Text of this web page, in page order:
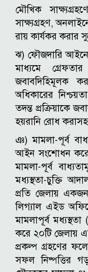
মৌখিক
সাক্ষ্যগ্রহণ,
রায় কার্যকর করার
ঝ) ফৌজদারি
মাধ্যমে
জবাবদিহিমূলক
অধিকারের
তদন্ত প্রক্রিয়াকে
হয়রানি রোধ
ঞ) মামলা-পূর্ব
আইন সংশোধন করে
মামলা-পূর্ব
মধ্যস্থতা-চুক্তি
প্রতি জেলায়
লিগ্যাল এইড
মামলাপূর্ব
করে ২০টি জেলায়
প্রকল্প গ্রহণের
সফল নিষ্পত্তির